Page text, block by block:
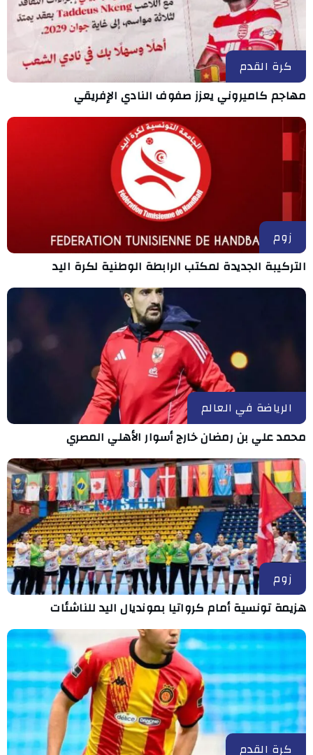
كرة القدم
مهاجم كاميروني يعزز صفوف النادي الإفريقي
زوم
التركيبة الجديدة لمكتب الرابطة الوطنية لكرة اليد
الرياضة في العالم
محمد علي بن رمضان خارج أسوار الأهلي المصري
زوم
هزيمة تونسية أمام كرواتيا بمونديال اليد للناشئات
كرة القدم